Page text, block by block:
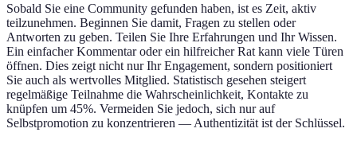
Sobald Sie eine Community gefunden haben, ist es Zeit, aktiv
teilzunehmen. Beginnen Sie damit, Fragen zu stellen oder
Antworten zu geben. Teilen Sie Ihre Erfahrungen und Ihr Wissen.
Ein einfacher Kommentar oder ein hilfreicher Rat kann viele Türen
öffnen. Dies zeigt nicht nur Ihr Engagement, sondern positioniert
Sie auch als wertvolles Mitglied. Statistisch gesehen steigert
regelmäßige Teilnahme die Wahrscheinlichkeit, Kontakte zu
knüpfen um 45%. Vermeiden Sie jedoch, sich nur auf
Selbstpromotion zu konzentrieren — Authentizität ist der Schlüssel.